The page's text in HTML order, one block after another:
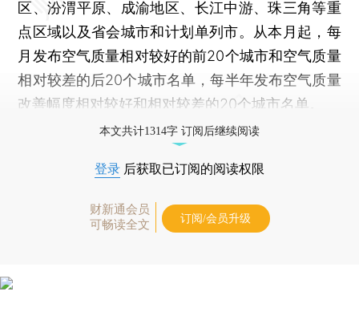
区、汾渭平原、成渝地区、长江中游、珠三角等重
点区域以及省会城市和计划单列市。从本月起，每
月发布空气质量相对较好的前20个城市和空气质量
相对较差的后20个城市名单，每半年发布空气质量
改善幅度相对较好和相对较差的20个城市名单。
本文共计1314字 订阅后继续阅读
登录 后获取已订阅的阅读权限
财新通会员
可畅读全文
订阅/会员升级